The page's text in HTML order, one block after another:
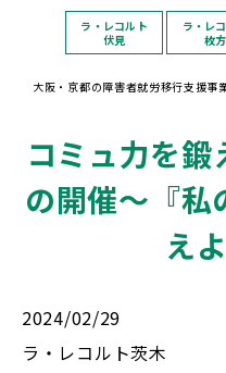
ラ・レコルト
伏見
ラ・レ
枚方
大阪・京都の障害者就労移行支援事
コミュ力を
の開催〜『私
え
2024/02/29
ラ・レコルト茨木